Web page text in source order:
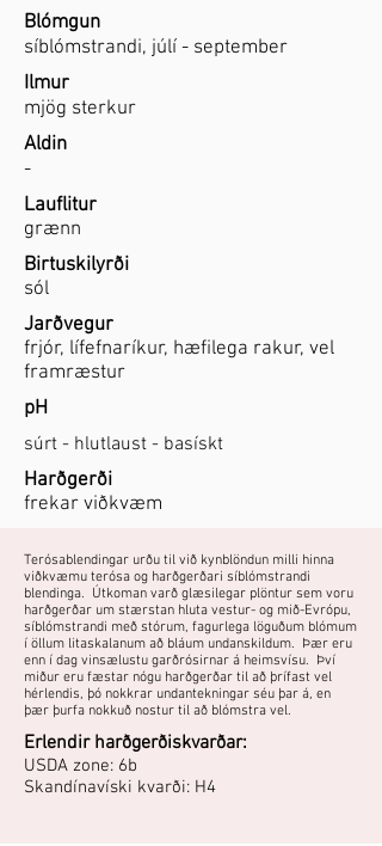
Blómgun
síblómstrandi, júlí - september
Ilmur
mjög sterkur
Aldin
-
Lauflitur
grænn
Birtuskilyrði
sól
Jarðvegur
frjór, lífefnaríkur, hæfilega rakur, vel
framræstur
pH
súrt - hlutlaust - basískt
Harðgerði
frekar viðkvæm
Terósablendingar urðu til við kynblöndun milli hinna
viðkvæmu terósa og harðgerðari síblómstrandi
blendinga. Útkoman varð glæsilegar plöntur sem voru
harðgerðar um stærstan hluta vestur- og mið-Evrópu,
síblómstrandi með stórum, fagurlega löguðum blómum
í öllum litaskalanum að bláum undanskildum. Þær eru
enn í dag vinsælustu garðrósirnar á heimsvísu. Því
miður eru fæstar nógu harðgerðar til að þrífast vel
hérlendis, þó nokkrar undantekningar séu þar á, en
þær þurfa nokkuð nostur til að blómstra vel.
Erlendir harðgerðiskvarðar:
USDA zone: 6b
Skandínavíski kvarði: H4